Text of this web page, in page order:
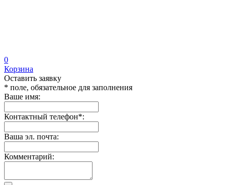
0
Корзина
Оставить заявку
* поле, обязательное для заполнения
Ваше имя:
Контактный телефон*:
Ваша эл. почта:
Комментарий: